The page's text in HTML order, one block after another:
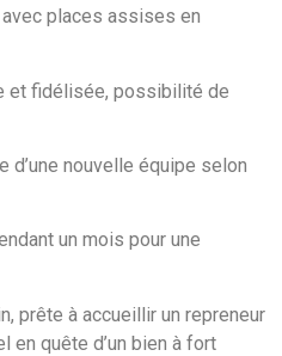
avec places assises en
et fidélisée, possibilité de
d’une nouvelle équipe selon
un mois pour une
prête à accueillir un repreneur
en quête d’un bien à fort